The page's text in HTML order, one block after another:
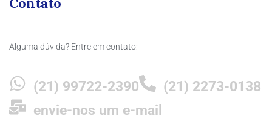
Alguma dúvida? Entre em contato:
(21) 99722-2390
(21) 2273-0138
envie-nos um e-mail